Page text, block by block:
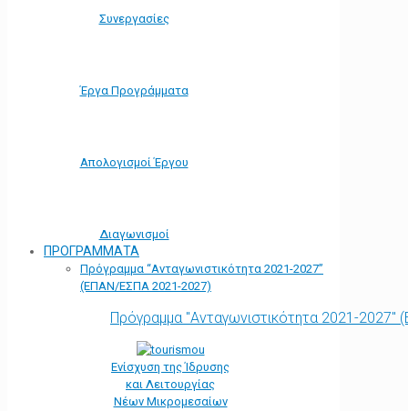
Συνεργασίες
Έργα Προγράμματα
Απολογισμοί Έργου
Διαγωνισμοί
ΠΡΟΓΡΑΜΜΑΤΑ
Πρόγραμμα “Ανταγωνιστικότητα 2021-2027”
(ΕΠΑΝ/ΕΣΠΑ 2021-2027)
Πρόγραμμα "Ανταγωνιστικότητα 2021-
Ενίσχυση της Ίδρυσης
και Λειτουργίας
Νέων Μικρομεσαίων